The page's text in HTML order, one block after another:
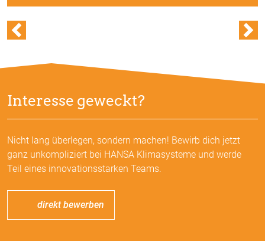
Interesse geweckt?
Nicht lang überlegen, sondern machen! Bewirb dich jetzt
ganz unkompliziert bei HANSA Klimasysteme und werde
Teil eines innovationsstarken Teams.
direkt bewerben